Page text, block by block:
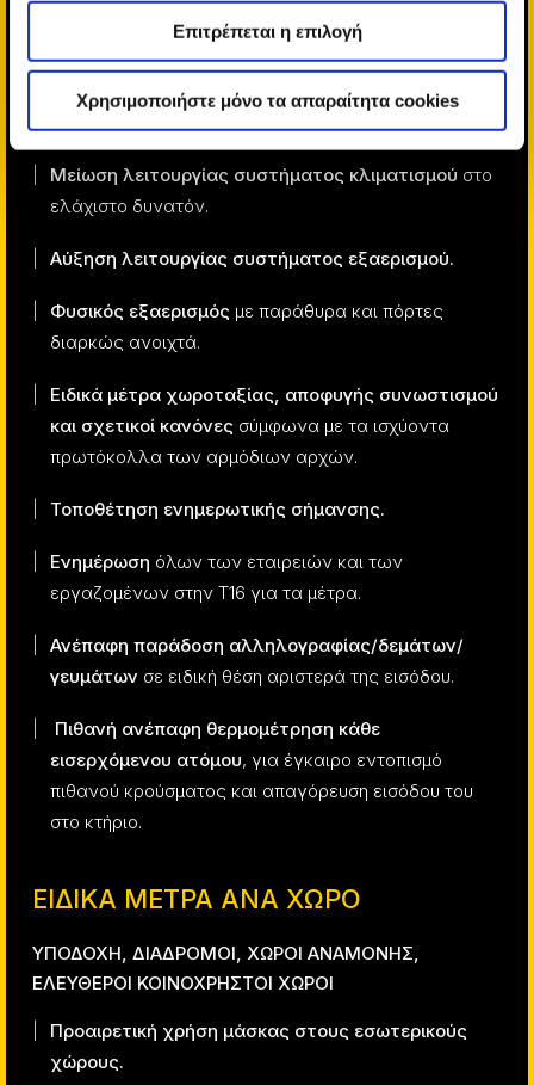
Επιτρέπεται η επιλογή
Χρησιμοποιήστε μόνο τα απαραίτητα cookies
Διαρκής δωρεάν διάθεση κοινόχρηστων
αντισηπτικών για τα χέρια.
Αυξημένος καθαρισμός συστημάτων κλιματισμού
και εξαερισμού.
Μείωση λειτουργίας συστήματος κλιματισμού στο
ελάχιστο δυνατόν.
Αύξηση λειτουργίας συστήματος εξαερισμού.
Φυσικός εξαερισμός με παράθυρα και πόρτες
διαρκώς ανοιχτά.
Ειδικά μέτρα χωροταξίας, αποφυγής συνωστισμού
και σχετικοί κανόνες σύμφωνα με τα ισχύοντα
πρωτόκολλα των αρμόδιων αρχών.
Τοποθέτηση ενημερωτικής σήμανσης.
Ενημέρωση όλων των εταιρειών και των
εργαζομένων στην Τ16 για τα μέτρα.
Ανέπαφη παράδοση αλληλογραφίας/δεμάτων/
γευμάτων σε ειδική θέση αριστερά της εισόδου.
Πιθανή ανέπαφη θερμομέτρηση κάθε
εισερχόμενου ατόμου, για έγκαιρο εντοπισμό
πιθανού κρούσματος και απαγόρευση εισόδου του
στο κτήριο.
ΕΙΔΙΚΑ ΜΕΤΡΑ ΑΝΑ ΧΩΡΟ
ΥΠΟΔΟΧΗ, ΔΙΑΔΡΟΜΟΙ, ΧΩΡΟΙ ΑΝΑΜΟΝΗΣ,
ΕΛΕΥΘΕΡΟΙ ΚΟΙΝΟΧΡΗΣΤΟΙ ΧΩΡΟΙ
Προαιρετική χρήση μάσκας στους εσωτερικούς
χώρους.